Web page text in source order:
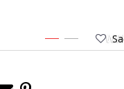
1 2